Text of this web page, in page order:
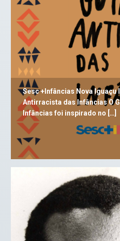
Sesc +Infâncias Nova Iguaçu
Antirracista das Infâncias O
Infâncias foi inspirado no […]